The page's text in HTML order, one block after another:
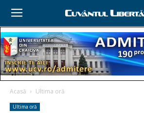
Acasă Ultima oră
Ultima oră